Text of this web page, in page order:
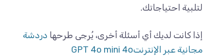
لتلبية احتياجاتك.
إذا كانت لديك أي أسئلة أخرى، يُرجى طرحهادردشة
مجانية عبر الإنترنتGPT 4o mini 4o